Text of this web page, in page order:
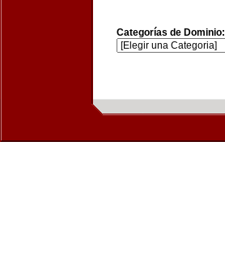
Categorías de Dominio: